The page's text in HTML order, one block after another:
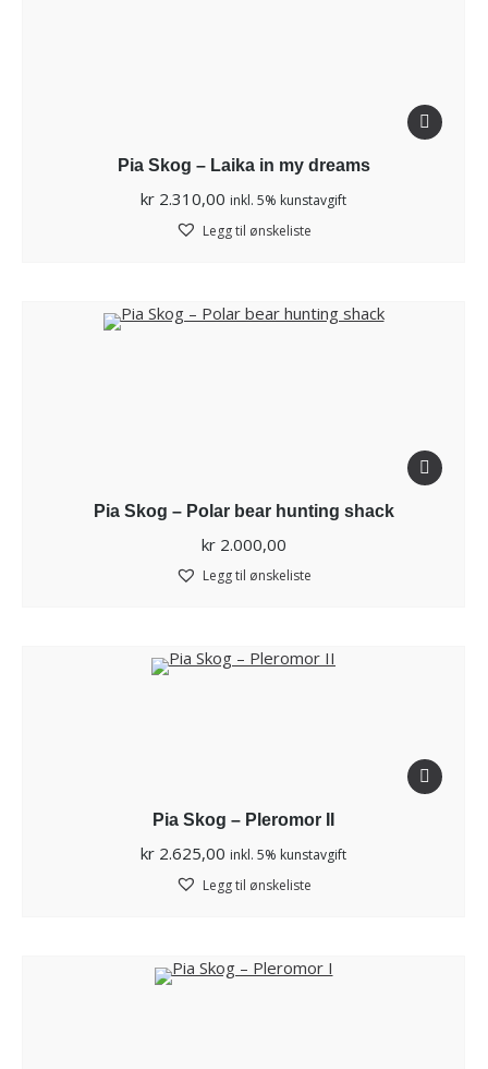
Pia Skog – Laika in my dreams
kr 2.310,00 inkl. 5% kunstavgift
Legg til ønskeliste
Pia Skog – Polar bear hunting shack
kr2.000,00
Legg til ønskeliste
Pia Skog – Pleromor II
kr 2.625,00 inkl. 5% kunstavgift
Legg til ønskeliste